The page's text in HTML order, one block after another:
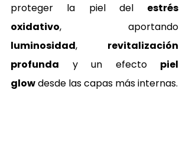
proteger la piel del estrés
oxidativo
luminosidad, revitalización
profunda y un efecto piel
glow desde las capas más internas.